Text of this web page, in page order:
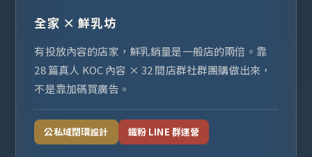
全家 × 鮮乳坊
有投放內容的店家，鮮乳銷量是一般店的兩倍。靠
28 篇真人 KOC 內容 × 32 間店群社群團購做出來，
不是靠加碼買廣告。
公私域閉環設計 鐵粉 LINE 群運營